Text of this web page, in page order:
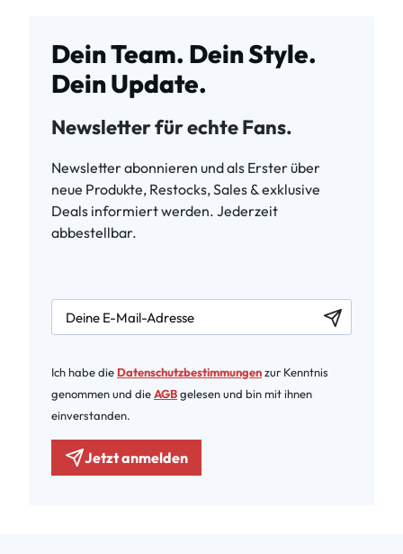
Dein Team. Dein Style.
Dein Update.
Newsletter für echte Fans.
Newsletter abonnieren und als Erster über
neue Produkte, Restocks, Sales & exklusive
Deals informiert werden. Jederzeit
abbestellbar.
newsletter.labelEmail
Ich habe die Datenschutzbestimmungenzur Kenntnis
genommen und dieAGBgelesen und bin mit ihnen
einverstanden.
Jetzt anmelden